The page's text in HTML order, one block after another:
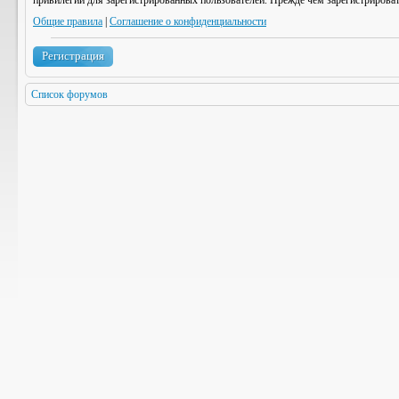
Общие правила Соглашение о конфиденциальности
Регистрация
Список форумов